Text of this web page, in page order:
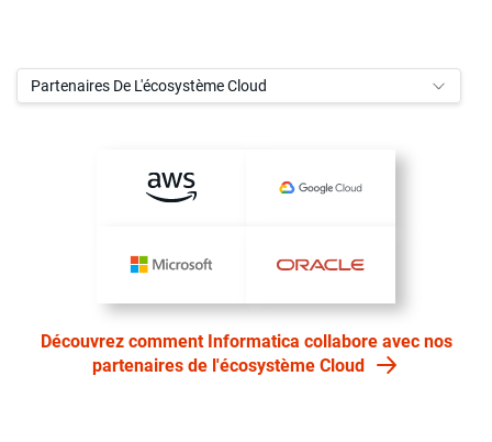
Partenaires De L'écosystème Cloud
Découvrez comment Informatica collabore avec nos
partenaires de l'écosystème Cloud